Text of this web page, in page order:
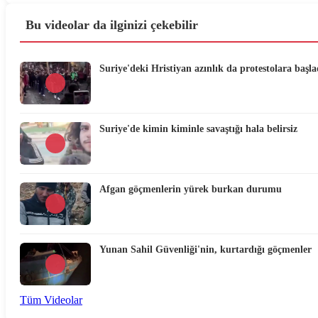
Bu videolar da ilginizi çekebilir
Suriye'deki Hristiyan azınlık da protestolara
Suriye'de kimin kiminle savaştığı hala belirsiz
Afgan göçmenlerin yürek burkan durumu
Yunan Sahil Güvenliği'nin, kurtardığı göçmenler
Tüm Videolar